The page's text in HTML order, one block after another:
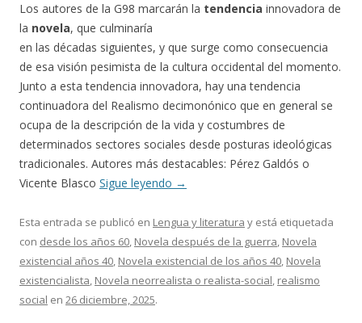
Los autores de la G98 marcarán la tendencia innovadora de
la novela, que culminaría
en las décadas siguientes, y que surge como consecuencia
de esa visión pesimista de la cultura occidental del momento.
Junto a esta tendencia innovadora, hay una tendencia
continuadora del Realismo decimonónico que en general se
ocupa de la descripción de la vida y costumbres de
determinados sectores sociales desde posturas ideológicas
tradicionales. Autores más destacables: Pérez Galdós o
Vicente Blasco Sigue leyendo →
Esta entrada se publicó en Lengua y literatura y está etiquetada
con desde los años 60, Novela después de la guerra, Novela
existencial años 40, Novela existencial de los años 40, Novela
existencialista, Novela neorrealista o realista-social, realismo
social en 26 diciembre, 2025.